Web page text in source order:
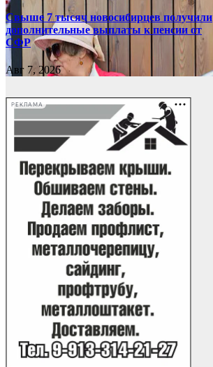
Свыше 7 тысяч новосибирцев получили
дополнительные выплаты к пенсии от
СФР
Авг 7, 2026
РЕКЛАМА